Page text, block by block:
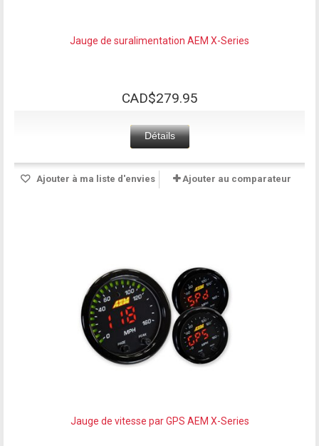
Jauge de suralimentation AEM X-Series
CAD$279.95
Détails
Ajouter à ma liste d'envies Ajouter au comparateur
Jauge de vitesse par GPS AEM X-Series